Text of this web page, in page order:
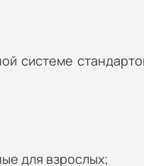
системе
для взрослых;